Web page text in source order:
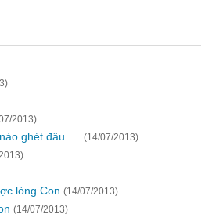
2013)
ghét đâu .... (14/07/2013)
lòng Con (14/07/2013)
(14/07/2013)